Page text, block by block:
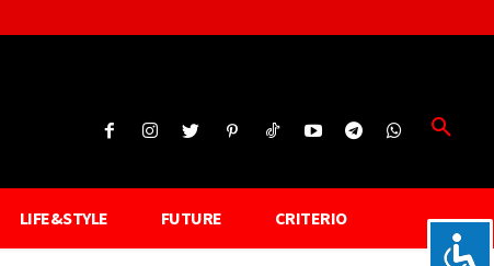
LIFE&STYLE FUTURE CRITERIO